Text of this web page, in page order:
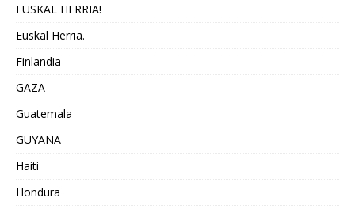
EUSKAL HERRIA!
Euskal Herria.
Finlandia
GAZA
Guatemala
GUYANA
Haiti
Hondura